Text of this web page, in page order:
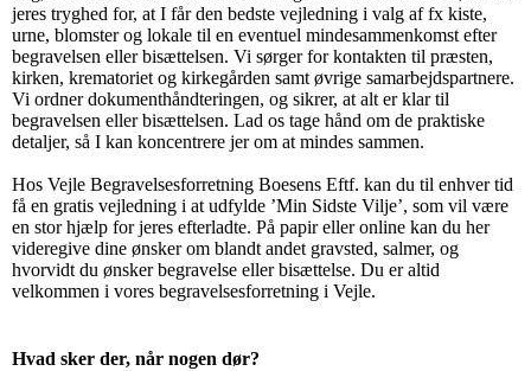
jeres tryghed for, at I får den bedste vejledning i valg af fx kiste,
urne, blomster og lokale til en eventuel mindesammenkomst efter
begravelsen eller bisættelsen. Vi sørger for kontakten til præsten,
kirken, krematoriet og kirkegården samt øvrige samarbejdspartnere.
Vi ordner dokumenthåndteringen, og sikrer, at alt er klar til
begravelsen eller bisættelsen. Lad os tage hånd om de praktiske
detaljer, så I kan koncentrere jer om at mindes sammen.
Hos Vejle Begravelsesforretning Boesens Eftf. kan du til enhver tid
få en gratis vejledning i at udfylde ’Min Sidste Vilje’, som vil være
en stor hjælp for jeres efterladte. På papir eller online kan du her
videregive dine ønsker om blandt andet gravsted, salmer, og
hvorvidt du ønsker begravelse eller bisættelse. Du er altid
velkommen i vores begravelsesforretning i Vejle.
Hvad sker der, når nogen dør?